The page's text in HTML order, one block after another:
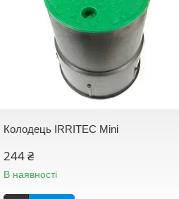
Колодець IRRITEC Mini
244 ₴
В наявності